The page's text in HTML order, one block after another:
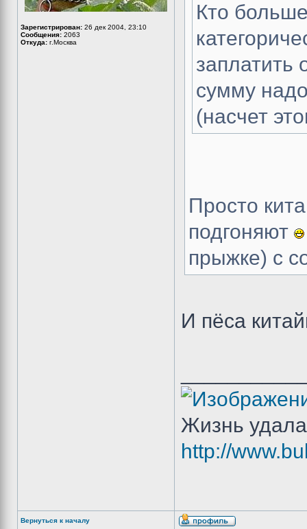
Зарегистрирован: 26 дек 2004, 23:10
Сообщения: 2063
Откуда: г.Москва
Кто
заплатить
сумму
(насчет
Просто
подгоняют
прыжке) с
И пёса
Жизнь
http://
Вернуться к началу